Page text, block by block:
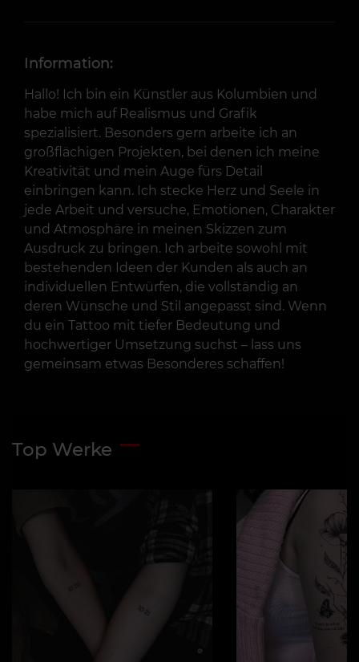
Information:
Hallo! Ich bin ein Künstler aus Kolumbien und
habe mich auf Realismus und Grafik
spezialisiert. Besonders gern arbeite ich an
großflächigen Projekten, bei denen ich meine
Kreativität und mein Auge fürs Detail
einbringen kann. Ich stecke Herz und Seele in
jede Arbeit und versuche, Emotionen, Charakter
und Atmosphäre in meinen Skizzen zum
Ausdruck zu bringen. Ich arbeite sowohl mit
bestehenden Ideen der Kunden als auch an
individuellen Entwürfen, die vollständig an
deren Wünsche und Stil angepasst sind. Wenn
du ein Tattoo mit tiefer Bedeutung und
hochwertiger Umsetzung suchst – lass uns
gemeinsam etwas Besonderes schaffen!
Top Werke